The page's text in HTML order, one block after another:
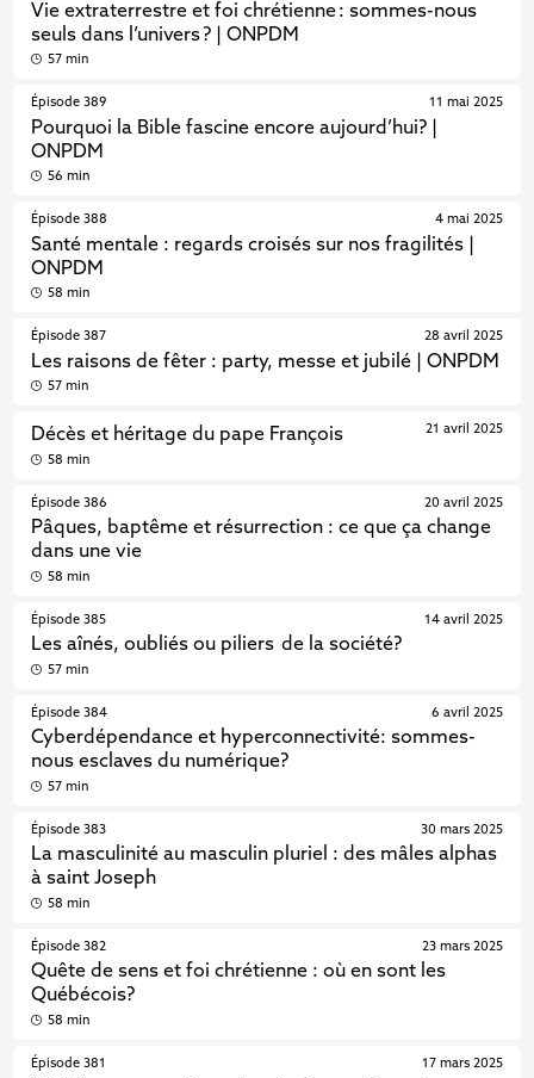
Vie extraterrestre et foi chrétienne : sommes-nous
seuls dans l’univers ? | ONPDM
57 min
Épisode 389
Pourquoi la Bible fascine encore aujourd’hui? |
ONPDM
11 mai 2025
56 min
Épisode 388
Santé mentale : regards croisés sur nos fragilités |
ONPDM
4 mai 2025
58 min
Épisode 387
Les raisons de fêter : party, messe et jubilé | ONPDM
28 avril 2025
57 min
Décès et héritage du pape François 21 avril 2025
58 min
Épisode 386
Pâques, baptême et résurrection : ce que ça change
dans une vie
20 avril 2025
58 min
Épisode 385
Les aînés, oubliés ou piliers de la société?
14 avril 2025
57 min
Épisode 384
Cyberdépendance et hyperconnectivité: sommes-
nous esclaves du numérique?
6 avril 2025
57 min
Épisode 383
La masculinité au masculin pluriel : des mâles alphas
à saint Joseph
30 mars 2025
58 min
Épisode 382
Quête de sens et foi chrétienne : où en sont les
Québécois?
23 mars 2025
58 min
Épisode 381 17 mars 2025